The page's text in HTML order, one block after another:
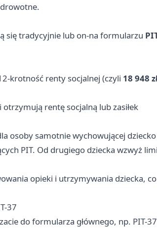
się tradycyjnie lub on-na formularzu
krotność renty socjalnej (czyli 18 948
rentę socjalną lub zasiłek
osoby samotnie wychowującej dziecko
PIT. Od drugiego dziecka wzwyż
opieki i utrzymywania dziecka, co
37
do formularza głównego, np. PIT-37